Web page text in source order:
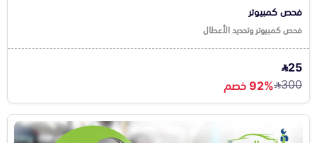
فحص كمبيوتر
فحص كمبيوتر وتحديد الأعطال
25
300 92% خصم